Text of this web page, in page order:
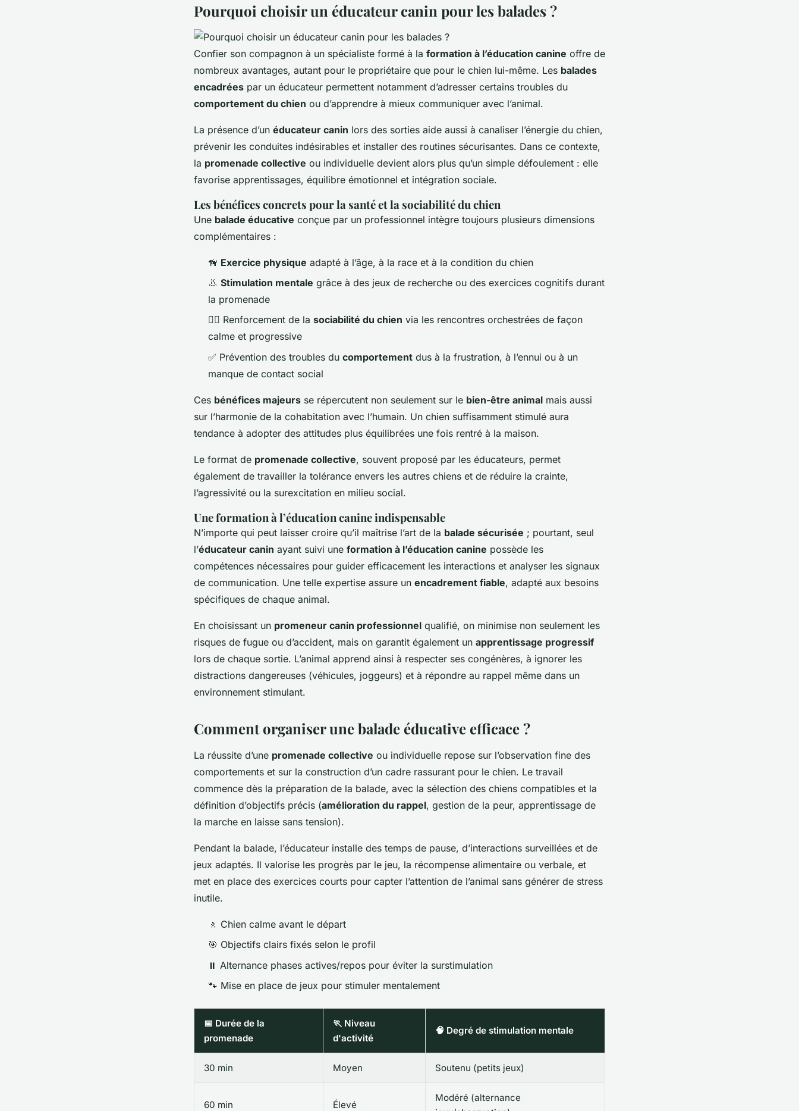
Pourquoi choisir un éducateur canin pour les balades ?
Confier son compagnon à un spécialiste formé à la formation à l’éducation canine offre de
nombreux avantages, autant pour le propriétaire que pour le chien lui-même. Les balades
encadrées par un éducateur permettent notamment d’adresser certains troubles du
comportement du chien ou d’apprendre à mieux communiquer avec l’animal.
La présence d’un éducateur canin lors des sorties aide aussi à canaliser l’énergie du chien,
prévenir les conduites indésirables et installer des routines sécurisantes. Dans ce contexte,
la promenade collective ou individuelle devient alors plus qu’un simple défoulement : elle
favorise apprentissages, équilibre émotionnel et intégration sociale.
Les bénéfices concrets pour la santé et la sociabilité du chien
Une balade éducative conçue par un professionnel intègre toujours plusieurs dimensions
complémentaires :
🦮 Exercice physique adapté à l’âge, à la race et à la condition du chien
👃 Stimulation mentale grâce à des jeux de recherche ou des exercices cognitifs durant
la promenade
🐕‍🦺 Renforcement de la sociabilité du chien via les rencontres orchestrées de façon
calme et progressive
✅ Prévention des troubles du comportement dus à la frustration, à l’ennui ou à un
manque de contact social
Ces bénéfices majeurs se répercutent non seulement sur le bien-être animal mais aussi
sur l’harmonie de la cohabitation avec l’humain. Un chien suffisamment stimulé aura
tendance à adopter des attitudes plus équilibrées une fois rentré à la maison.
Le format de promenade collective, souvent proposé par les éducateurs, permet
également de travailler la tolérance envers les autres chiens et de réduire la crainte,
l’agressivité ou la surexcitation en milieu social.
Une formation à l’éducation canine indispensable
N’importe qui peut laisser croire qu’il maîtrise l’art de la balade sécurisée ; pourtant, seul
l’éducateur canin ayant suivi une formation à l’éducation canine possède les
compétences nécessaires pour guider efficacement les interactions et analyser les signaux
de communication. Une telle expertise assure un encadrement fiable, adapté aux besoins
spécifiques de chaque animal.
En choisissant un promeneur canin professionnel qualifié, on minimise non seulement les
risques de fugue ou d’accident, mais on garantit également un apprentissage progressif
lors de chaque sortie. L’animal apprend ainsi à respecter ses congénères, à ignorer les
distractions dangereuses (véhicules, joggeurs) et à répondre au rappel même dans un
environnement stimulant.
Comment organiser une balade éducative efficace ?
La réussite d’une promenade collective ou individuelle repose sur l’observation fine des
comportements et sur la construction d’un cadre rassurant pour le chien. Le travail
commence dès la préparation de la balade, avec la sélection des chiens compatibles et la
définition d’objectifs précis (amélioration du rappel, gestion de la peur, apprentissage de
la marche en laisse sans tension).
Pendant la balade, l’éducateur installe des temps de pause, d’interactions surveillées et de
jeux adaptés. Il valorise les progrès par le jeu, la récompense alimentaire ou verbale, et
met en place des exercices courts pour capter l’attention de l’animal sans générer de stress
inutile.
🚶 Chien calme avant le départ
🎯 Objectifs clairs fixés selon le profil
⏸️ Alternance phases actives/repos pour éviter la surstimulation
🐾 Mise en place de jeux pour stimuler mentalement
📅 Durée de la
promenade
🏃 Niveau
d'activité
🧠 Degré de stimulation mentale
30 min Moyen Soutenu (petits jeux)
60 min Élevé
Modéré (alternance